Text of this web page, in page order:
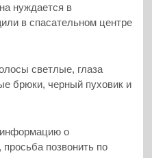
нуждается в
в спасательном центре
светлые, глаза
брюки, черный пуховик и
о
позвонить по